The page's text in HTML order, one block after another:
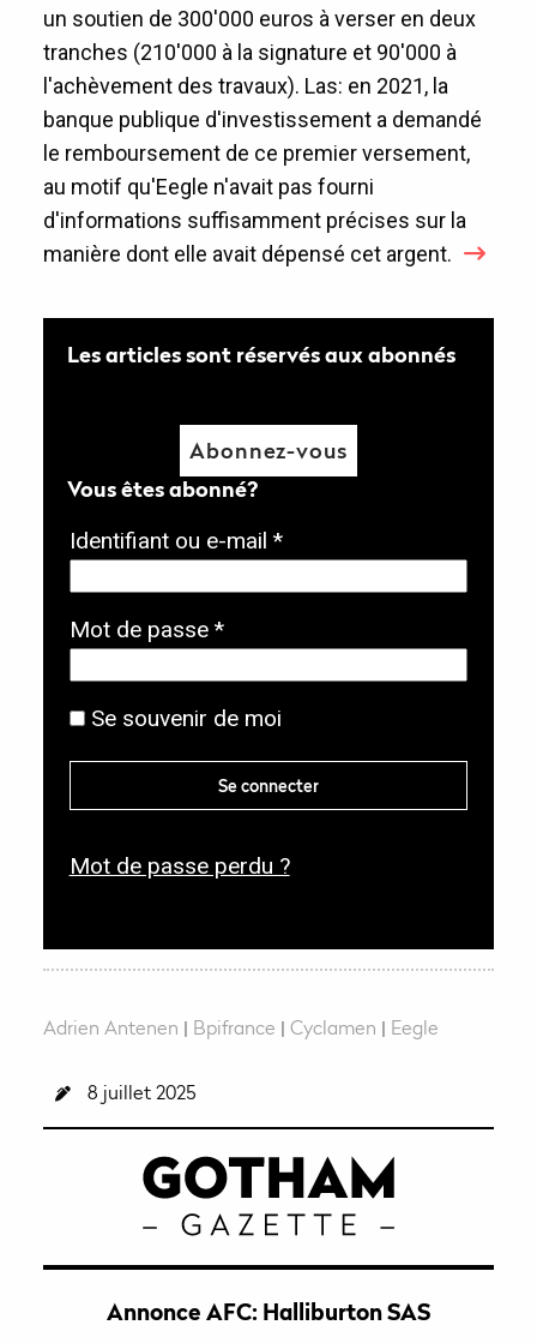
un soutien de 300'000 euros à verser en deux
tranches (210'000 à la signature et 90'000 à
l'achèvement des travaux). Las: en 2021, la
banque publique d'investissement a demandé
le remboursement de ce premier versement,
au motif qu'Eegle n'avait pas fourni
d'informations suffisamment précises sur la
manière dont elle avait dépensé cet argent.
Les articles sont réservés aux abonnés
Abonnez-vous
Vous êtes abonné?
Identifiant ou e-mail *O
i
g
t
o
r
Mot de passe *O
g
a
o
r
Se souvenir de moi
Se connecter
Mot de passe perdu ?
Adrien Antenen | Bpifrance | Cyclamen | Eegle
8 juillet 2025
Annonce AFC: Halliburton SAS